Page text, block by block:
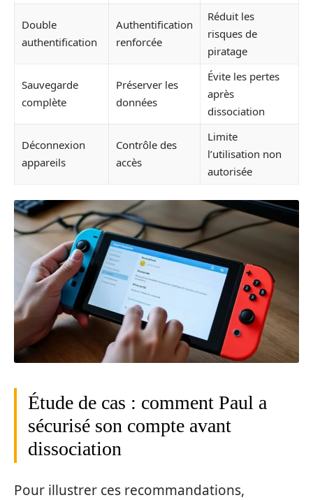
Double
authentification
Authentification
renforcée
Réduit les
risques de
piratage
Sauvegarde
complète
Préserver les
données
Évite les pertes
après
dissociation
Déconnexion
appareils
Contrôle des
accès
Limite
l’utilisation non
autorisée
Étude de cas : comment Paul a
sécurisé son compte avant
dissociation
Pour illustrer ces recommandations,